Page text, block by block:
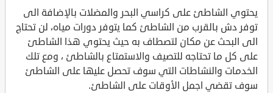
يحتوي الشاطئ على كراسي البحر والمضلات بالإضافة الى
توفر دش بالقرب من الشاطئ كما يتوفر دورات مياه، لن تحتاج
الى البحث عن مكان لتصطاف به حيث يحتوي هذا الشاطئ
على كل ما تحتاجه للتصيف والاستمتاع بالشاطئ ، ومع تلك
الخدمات والنشاطات التي سوف تحصل عليها على الشاطئ
سوف تقضي اجمل الأوقات على الشاطئ.